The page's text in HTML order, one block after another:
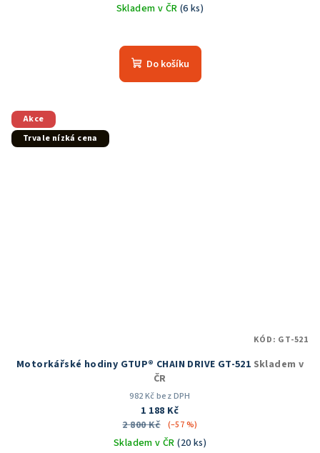
Skladem v ČR (6 ks)
hodnocení
produktu
Do košíku
Akce
Trvale nízká cena
Motorkářské hodiny GTUP® CHAIN DRIVE GT-521 Skladem v
ČR
982 Kč bez DPH
1 188 Kč
2 800 Kč
(–57 %)
Skladem v ČR(20 ks)
KÓD: GT-521